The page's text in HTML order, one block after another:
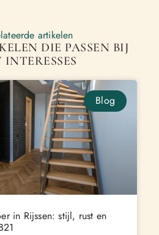
artikelen
DIE PASSEN BIJ
INTERESSES
Blog
in Rijssen: stijl, rust en